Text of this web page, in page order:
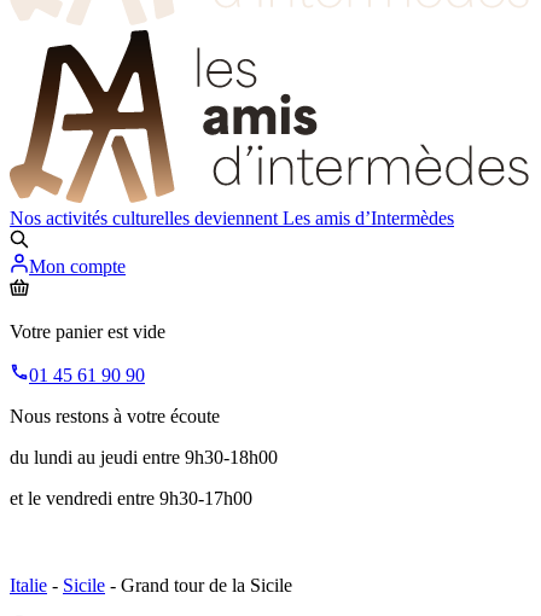
Nos activités culturelles deviennent Les amis d’Intermèdes
Mon compte
Votre panier est vide
01 45 61 90 90
Nous restons à votre écoute
du lundi au jeudi entre 9h30-18h00
et le vendredi entre 9h30-17h00
Italie - Sicile - Grand tour de la Sicile